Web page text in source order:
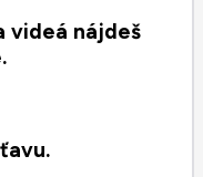
videá nájdeš